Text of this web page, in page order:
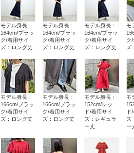
モデル身長：
164cm/ブラッ
ク/着用サイ
ズ：ロング丈
モデル身長：
164cm/ブラッ
ク/着用サイ
ズ：ロング丈
モデル身長：
164cm/ブラッ
ク/着用サイ
ズ：ロング丈
モ
ク
ズ
モデル身長：
166cm/ブラッ
ク/着用サイ
ズ：ロング丈
モデル身長：
166cm/ブラッ
ク/着用サイ
ズ：ロング丈
モデル身長：
152cm/レッ
ド/着用サイ
ズ：レギュラ
ー丈
モ
ド
ズ
ー